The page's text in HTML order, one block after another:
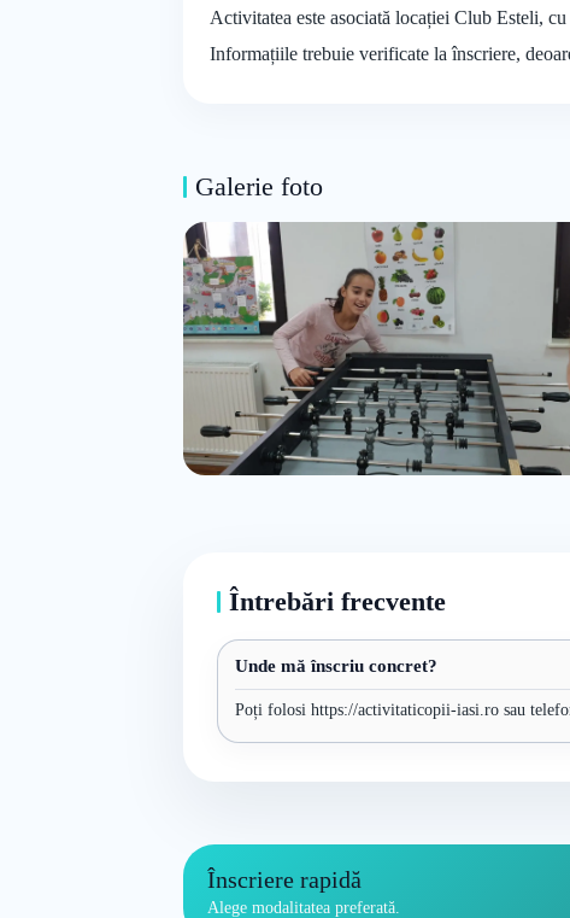
Activitatea este asociată locației Club Esteli,
Informațiile trebuie verificate la înscriere,
Galerie foto
Întrebări frecvente
Unde mă înscriu concret?
Poți folosi https://activitaticopii-iasi.ro sau
Înscriere rapidă
Alege modalitatea preferată.